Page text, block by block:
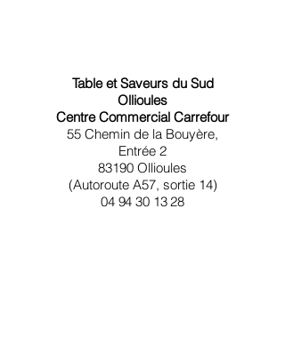
Table et Saveurs du Sud
Ollioules
Centre Commercial Carrefour
55 Chemin de la Bouyère,
Entrée 2
83190 Ollioules
(Autoroute A57, sortie 14)
04 94 30 13 28